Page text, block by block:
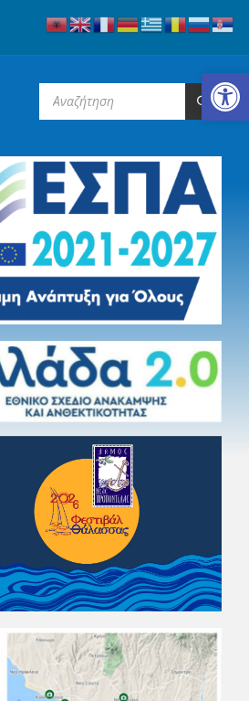
Ανοίξτε τη γραμμή εργαλείων